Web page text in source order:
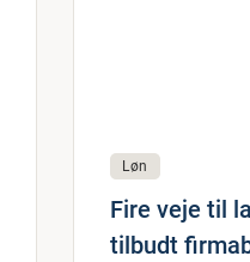
Løn
Fire veje til
tilbudt